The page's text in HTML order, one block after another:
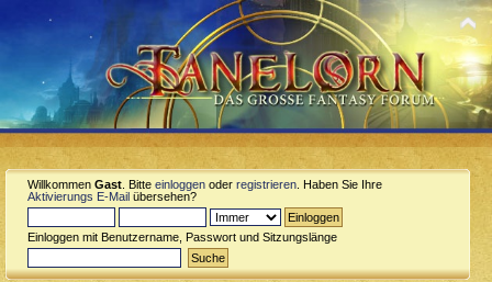
Willkommen Gast . Bitte einloggen oder registrieren . Haben Sie Ihre
Aktivierungs E-Mail übersehen?
Einloggen mit Benutzername, Passwort und Sitzungslänge